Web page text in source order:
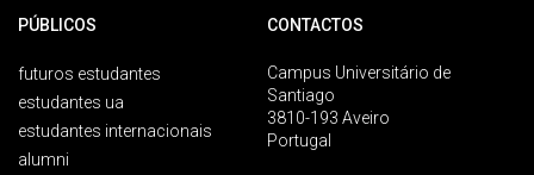
PÚBLICOS
futuros estudantes
estudantes ua
estudantes internacionais
alumni
CONTACTOS
Campus Universitário de
Santiago
3810-193 Aveiro
Portugal